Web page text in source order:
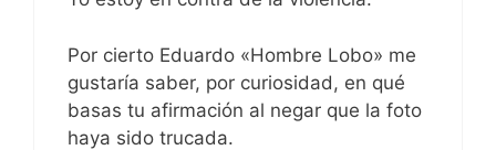
Por cierto Eduardo «Hombre Lobo» me
gustaría saber, por curiosidad, en qué
basas tu afirmación al negar que la foto
haya sido trucada.